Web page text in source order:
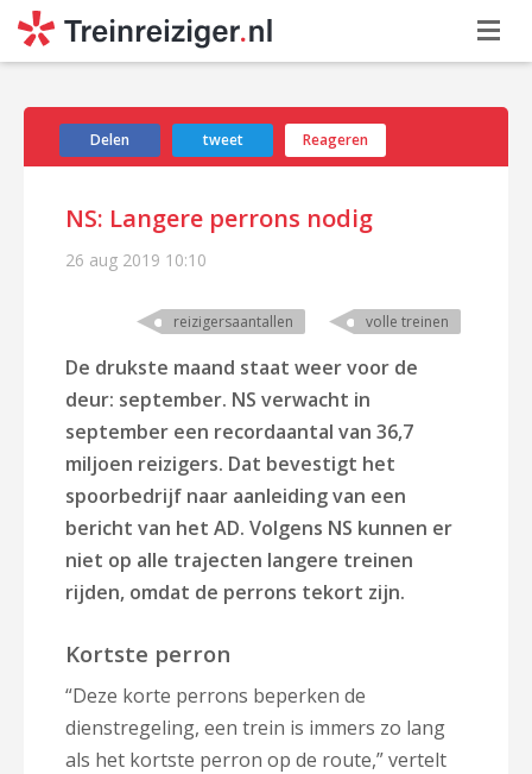
Delen tweet Reageren
NS: Langere perrons nodig
26 aug 2019 10:10
reizigersaantallen volle treinen
De drukste maand staat weer voor de
deur: september. NS verwacht in
september een recordaantal van 36,7
miljoen reizigers. Dat bevestigt het
spoorbedrijf naar aanleiding van een
bericht van het AD. Volgens NS kunnen er
niet op alle trajecten langere treinen
rijden, omdat de perrons tekort zijn.
Kortste perron
“Deze korte perrons beperken de
dienstregeling, een trein is immers zo lang
als het kortste perron op de route,” vertelt